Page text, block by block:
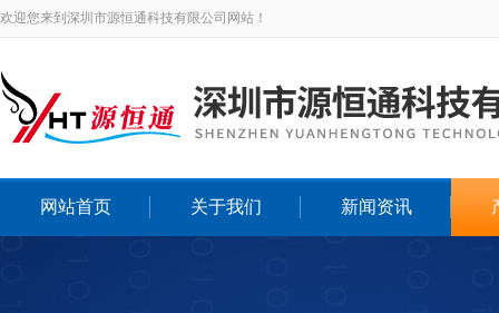
欢迎您来到深圳市源恒通科技有限公司网站！
网站首页 关于我们 新闻资讯